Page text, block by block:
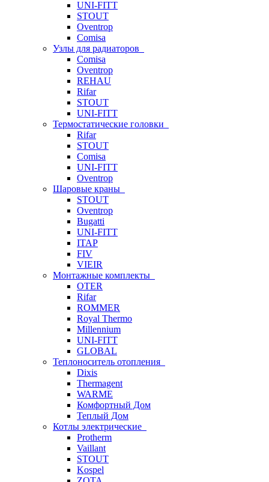
UNI-FITT
STOUT
Oventrop
Comisa
Узлы для радиаторов
Comisa
Oventrop
REHAU
Rifar
STOUT
UNI-FITT
Термостатические головки
Rifar
STOUT
Comisa
UNI-FITT
Oventrop
Шаровые краны
STOUT
Oventrop
Bugatti
UNI-FITT
ITAP
FIV
VIEIR
Монтажные комплекты
OTER
Rifar
ROMMER
Royal Thermo
Millennium
UNI-FITT
GLOBAL
Теплоноситель отопления
Dixis
Thermagent
WARME
Комфортный Дом
Теплый Дом
Котлы электрические
Protherm
Vaillant
STOUT
Kospel